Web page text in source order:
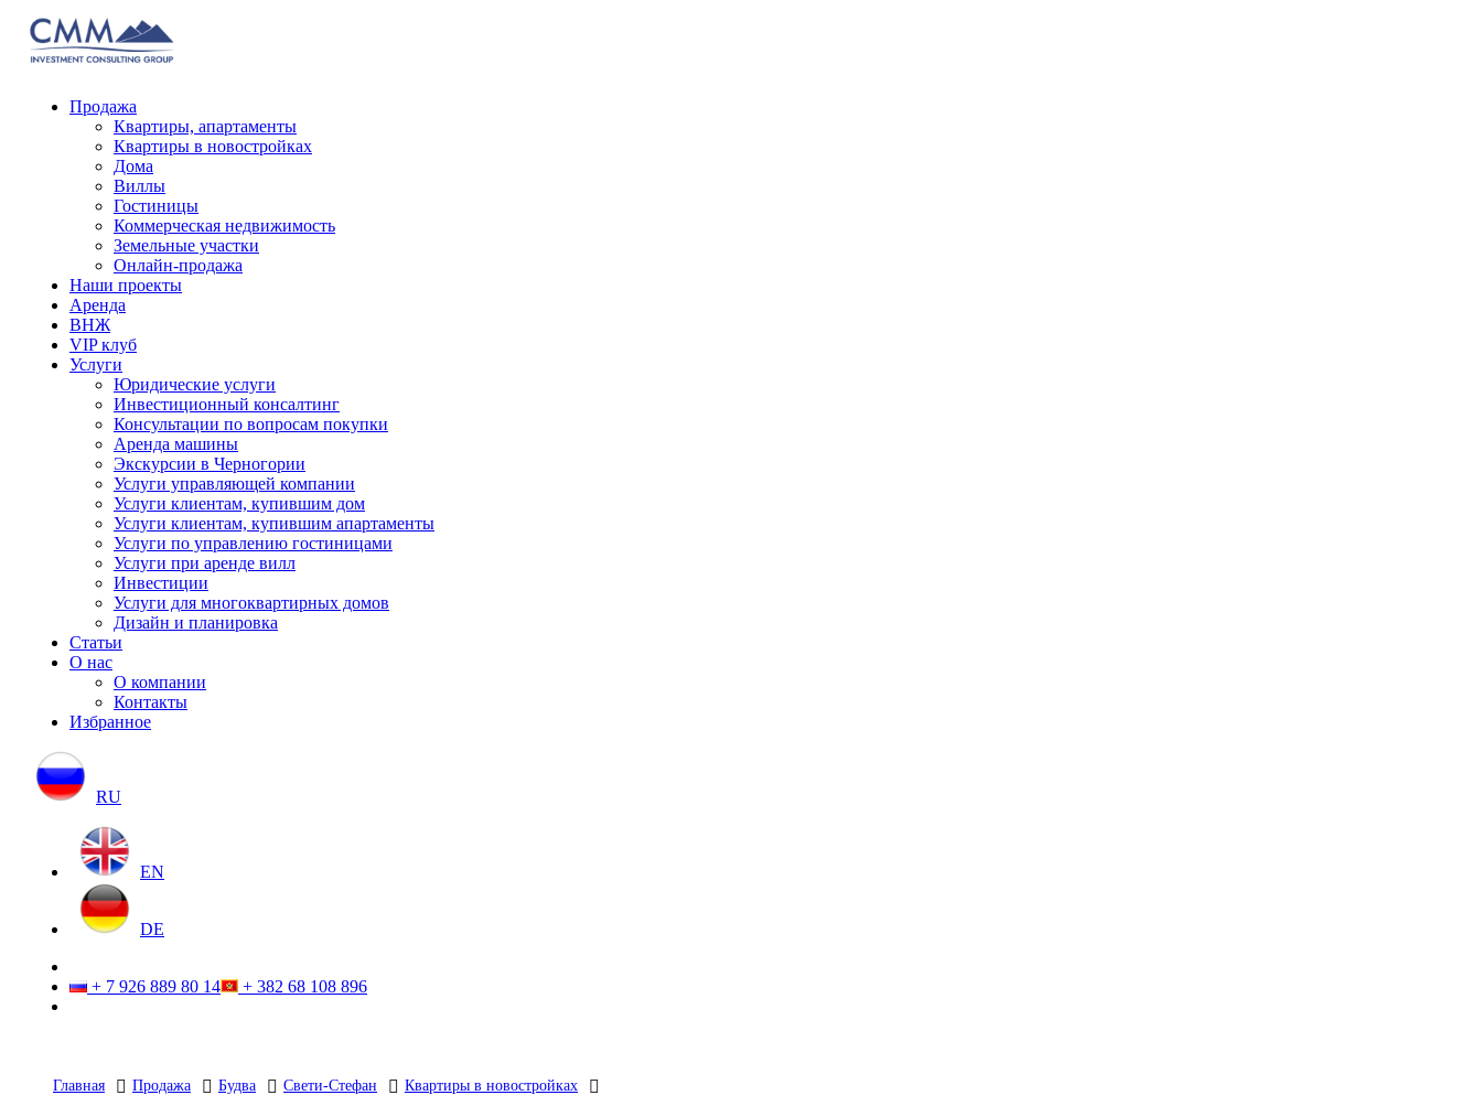
Продажа
Квартиры, апартаменты
Квартиры в новостройках
Дома
Виллы
Гостиницы
Коммерческая недвижимость
Земельные участки
Онлайн-продажа
Наши проекты
Аренда
ВНЖ
VIP клуб
Услуги
Юридические услуги
Инвестиционный консалтинг
Консультации по вопросам покупки
Аренда машины
Экскурсии в Черногории
Услуги управляющей компании
Услуги клиентам, купившим дом
Услуги клиентам, купившим апартаменты
Услуги по управлению гостиницами
Услуги при аренде вилл
Инвестиции
Услуги для многоквартирных домов
Дизайн и планировка
Статьи
О нас
О компании
Контакты
Избранное
RU
EN
DE
+ 7 926 889 80 14 + 382 68 108 896
Главная Продажа Будва Свети-Стефан Квартиры в новостройках